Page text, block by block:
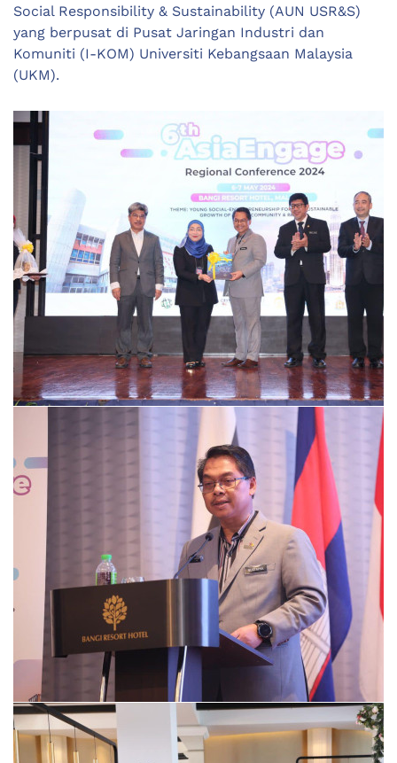
Social Responsibility & Sustainability (AUN USR&S)
yang berpusat di Pusat Jaringan Industri dan
Komuniti (I-KOM) Universiti Kebangsaan Malaysia
(UKM).